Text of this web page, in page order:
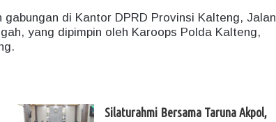
di Kantor DPRD Provinsi Kalteng, Jalan
yang dipimpin oleh Karoops Polda Kalteng,
Silaturahmi Bersama Taruna Akpol,